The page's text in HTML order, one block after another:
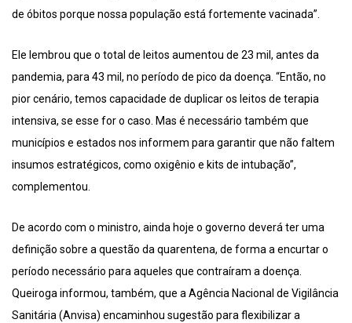
de óbitos porque nossa população está fortemente vacinada”.
Ele lembrou que o total de leitos aumentou de 23 mil, antes da
pandemia, para 43 mil, no período de pico da doença. “Então, no
pior cenário, temos capacidade de duplicar os leitos de terapia
intensiva, se esse for o caso. Mas é necessário também que
municípios e estados nos informem para garantir que não faltem
insumos estratégicos, como oxigênio e kits de intubação”,
complementou.
De acordo com o ministro, ainda hoje o governo deverá ter uma
definição sobre a questão da quarentena, de forma a encurtar o
período necessário para aqueles que contraíram a doença.
Queiroga informou, também, que a Agência Nacional de Vigilância
Sanitária (Anvisa) encaminhou sugestão para flexibilizar a